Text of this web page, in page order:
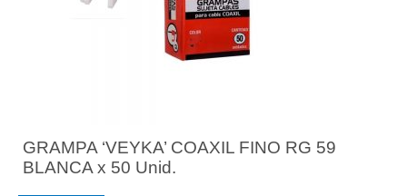
GRAMPA ‘VEYKA’ COAXIL FINO RG 59
BLANCA x 50 Unid.